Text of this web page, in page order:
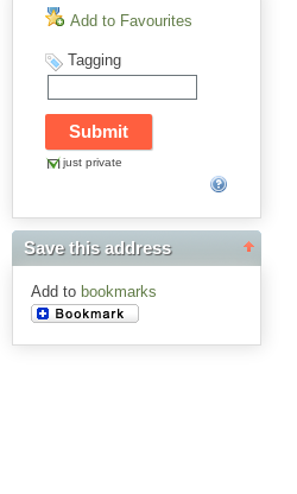
Add to Favourites
Tagging
just private
Save this address
Add to bookmarks